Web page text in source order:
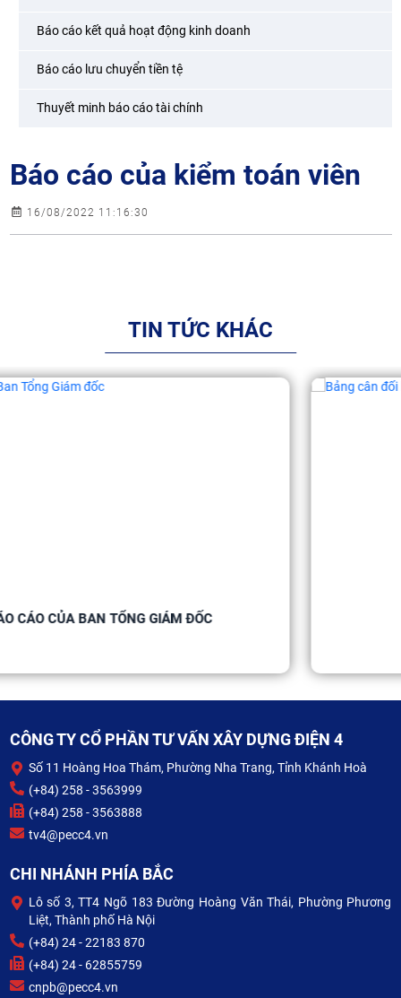
Báo cáo kết quả hoạt động kinh doanh
Báo cáo lưu chuyển tiền tệ
Thuyết minh báo cáo tài chính
Báo cáo của kiểm toán viên
16/08/2022 11:16:30
TIN TỨC KHÁC
ĐỐC
CÔNG TY CỔ PHẦN TƯ VẤN XÂY DỰNG ĐIỆN 4
Số 11 Hoàng Hoa Thám, Phường Nha Trang, Tỉnh Khánh Hoà
(+84) 258 - 3563999
(+84) 258 - 3563888
tv4@pecc4.vn
CHI NHÁNH PHÍA BẮC
Lô số 3, TT4 Ngõ 183 Đường Hoàng Văn Thái, Phường Phương
Liệt, Thành phố Hà Nội
(+84) 24 - 22183 870
(+84) 24 - 62855759
cnpb@pecc4.vn